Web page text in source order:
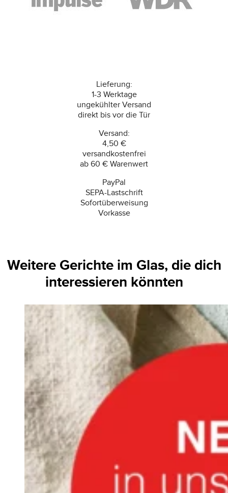
Lieferung:
1-3 Werktage
ungekühlter Versand
direkt bis vor die Tür
Versand:
4,50 €
versandkostenfrei
ab 60 € Warenwert
PayPal
SEPA-Lastschrift
Sofortüberweisung
Vorkasse
Weitere Gerichte im Glas, die dich
interessieren könnten